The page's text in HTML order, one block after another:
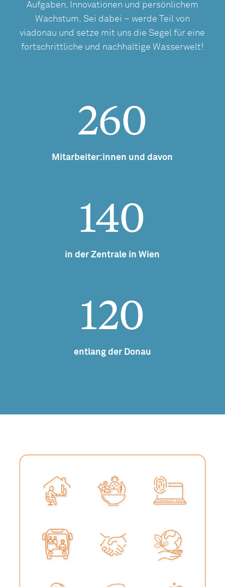
Aufgaben, Innovationen und persönlichem
Wachstum. Sei dabei – werde Teil von
viadonau und setze mit uns die Segel für eine
fortschrittliche und nachhaltige Wasserwelt!
260
Mitarbeiter:innen und davon
140
in der Zentrale in Wien
120
entlang der Donau